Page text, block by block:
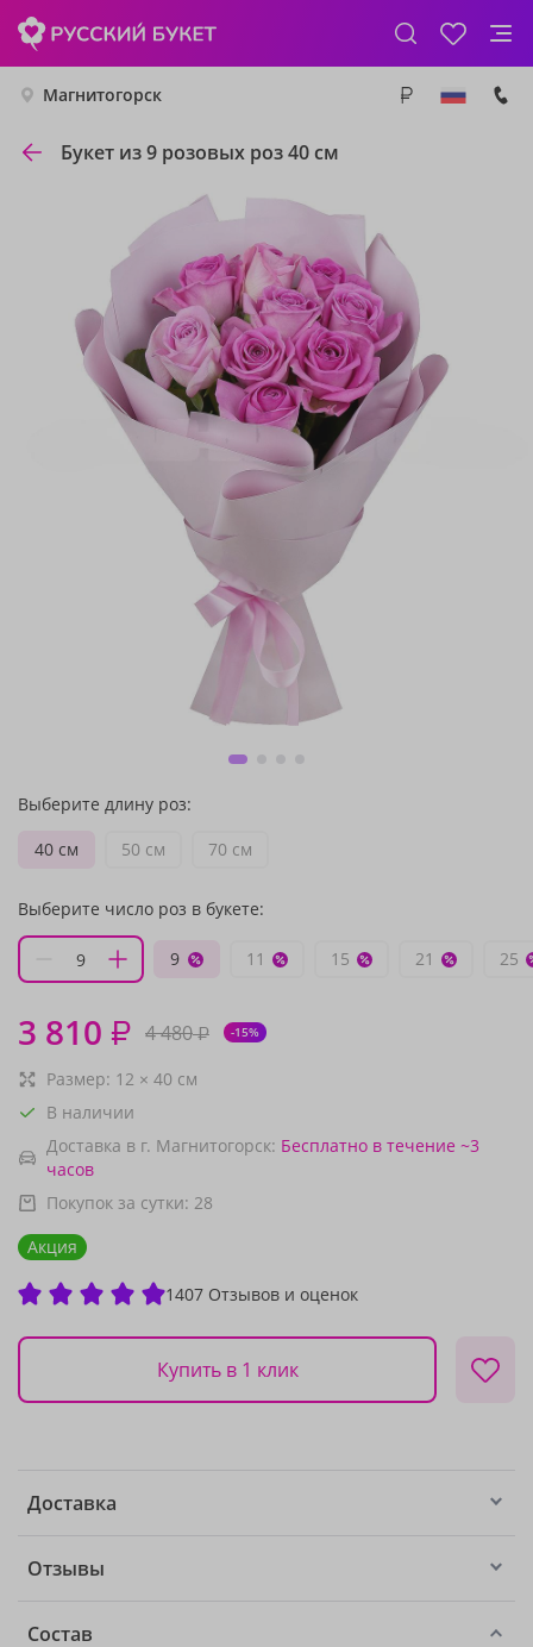
Магнитогорск
Букет из 9 розовых роз 40 см
Выберите длину роз:
40 см
50 см 70 см
Выберите число роз в букете:
9 11 15 21 25
3 810 ₽ 4 480₽ -15%
Размер: 12 × 40 см
В наличии
Доставка в г. Магнитогорск: Бесплатно в течение ~3
часов
Покупок за сутки: 28
Акция
1407 Отзывов и оценок
Купить в 1 клик
Доставка
Отзывы
Состав